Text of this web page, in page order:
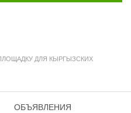
ДЛЯ КЫРГЫЗСКИХ
ОБЪЯВЛЕНИЯ